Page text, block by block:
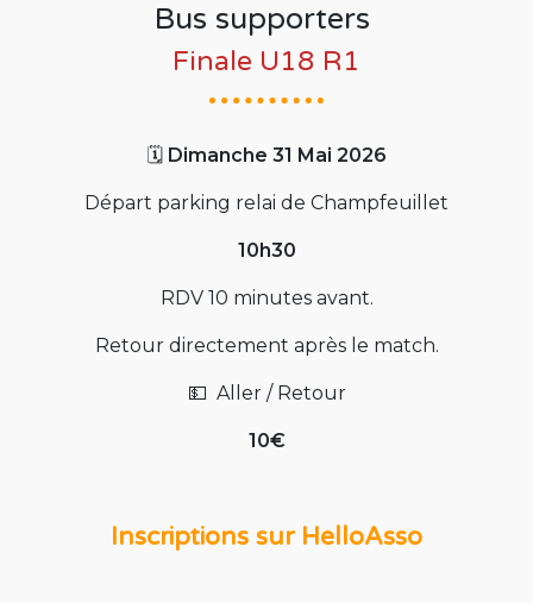
Bus supporters
Finale U18 R1
🗓️ Dimanche 31 Mai 2026
Départ parking relai de Champfeuillet
10h30
RDV 10 minutes avant.
Retour directement après le match.
💵 Aller / Retour
10€
Inscriptions sur HelloAsso